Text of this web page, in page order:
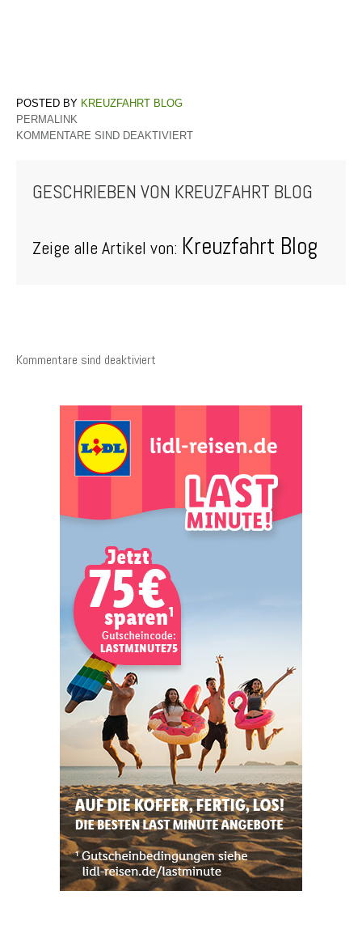
KREUZFAHRT BLOG
PERMALINK
KOMMENTARE SIND DEAKTIVIERT
GESCHRIEBEN VON KREUZFAHRT BLOG
Zeige alle Artikel von: Kreuzfahrt Blog
Kommentare sind deaktiviert